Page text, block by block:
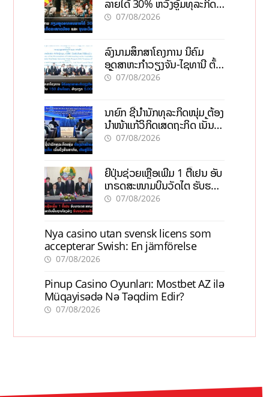
ລາຍໄດ້ 30% ຫວັງອູ້ມທຸລະກິດ
ຂະໜາດນ້ອຍ ແລະ ຈຸນລະ
07/08/2026
ລົງນາມສຶກສາໂຄງການ ນິຄົມ
ອຸດສາຫະກຳວຽງຈັນ-ໄຊທານີ ຕັ້ງ
ເປົ້າດຶງທຶນ 150 ລ້ານໂດລາ, ສ້າງ
07/08/2026
ນາຍົກ ຊີ້ນຳນັກທຸລະກິດໜຸ່ມ ຕ້ອງ
ນຳໜ້າແກ້ວິກິດເສດຖະກິດ ເນັ້ນດຶງ
ທຶນສາກົນ, ຫັນສູ່ດິຈິຕອນ
07/08/2026
ຍີ່ປຸ່ນຊ່ວຍເຫຼືອເພີ່ມ 1 ຕື້ເຢນ ອັບ
ເກຣດສະໜາມບິນວັດໄຕ ຮັບຮອງ
ການເຕີບໂຕ
07/08/2026
Nya casino utan svensk licens som
accepterar Swish: En jämförelse
07/08/2026
Pinup Casino Oyunları: Mostbet AZ ilə
Müqayisədə Nə Təqdim Edir?
07/08/2026